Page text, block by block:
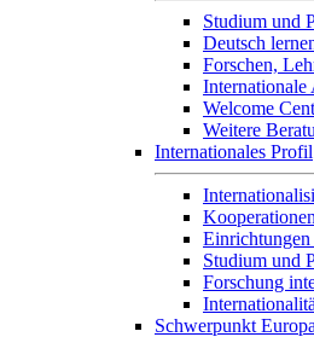
Studium und
Deutsch
Forschen,
Internationale
Welcome
Weitere
Internationales Profil
Kooperationen
Studium und
Forschung
Schwerpunkt Europa